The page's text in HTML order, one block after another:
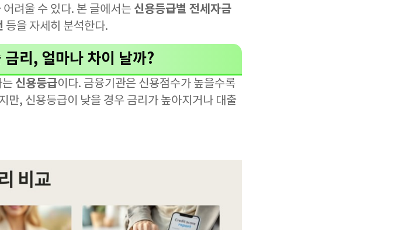
려울 수 있다. 본 글에서는 신용등급별 전세자금
등을 자세히 분석한다.
리, 얼마나 차이 날까?
는 신용등급이다. 금융기관은 신용점수가 높을수록
만, 신용등급이 낮을 경우 금리가 높아지거나 대출